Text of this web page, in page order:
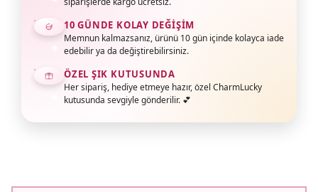
10 GÜNDE KOLAY DEĞIŞIM
Memnun kalmazsanız, ürünü 10 gün içinde kolayca iade
edebilir ya da değiştirebilirsiniz.
ÖZEL ŞIK KUTUSUNDA
Her sipariş, hediye etmeye hazır, özel CharmLucky
kutusunda sevgiyle gönderilir. 💕